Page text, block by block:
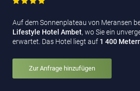
Auf dem Sonnenplateau von Meransen
Lifestyle Hotel Ambet, wo Sie ein
erwartet. Das Hotel liegt auf 1 400
Zur Anfrage hinzufügen